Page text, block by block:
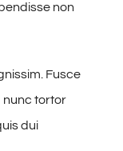
non
Fusce
nunc tortor
dui